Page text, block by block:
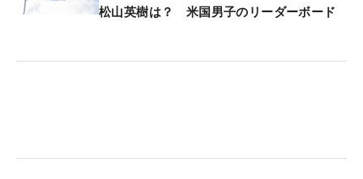
松山英樹は？ 米国男子のリーダーボード